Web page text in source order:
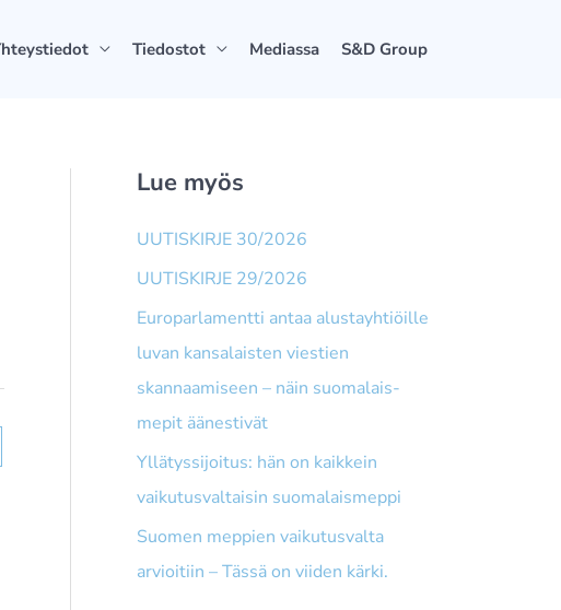
Tiedostot Mediassa S&D Group
Lue myös
UUTISKIRJE 30/2026
UUTISKIRJE 29/2026
Europarlamentti antaa alusta­yhtiöille
luvan kansalaisten viestien
skannaamiseen – näin suomalais­
mepit äänestivät
Yllätyssijoitus: hän on kaikkein
vaikutusvaltaisin suomalaismeppi
Suomen meppien vaikutusvalta
arvioitiin – Tässä on viiden kärki.